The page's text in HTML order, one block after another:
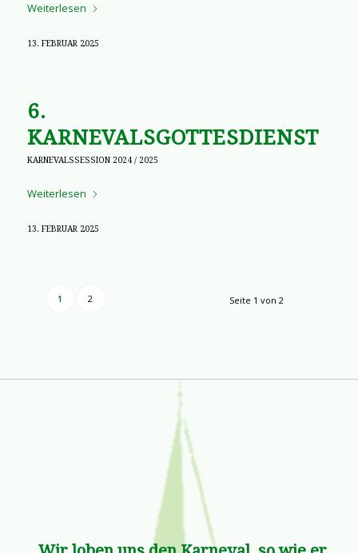
Weiterlesen
13. FEBRUAR 2025
6.
KARNEVALSGOTTESDIENST
KARNEVALSSESSION 2024 / 2025
Weiterlesen
13. FEBRUAR 2025
Seite 1 von 2
1 2